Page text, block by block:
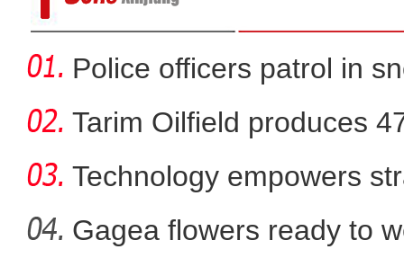
Police officers patrol in
Tarim Oilfield produces
Technology empowers
Xi
Gagea flowers ready to